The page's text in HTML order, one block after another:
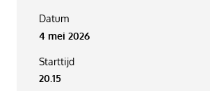
Datum
4 mei 2026
Starttijd
20.15